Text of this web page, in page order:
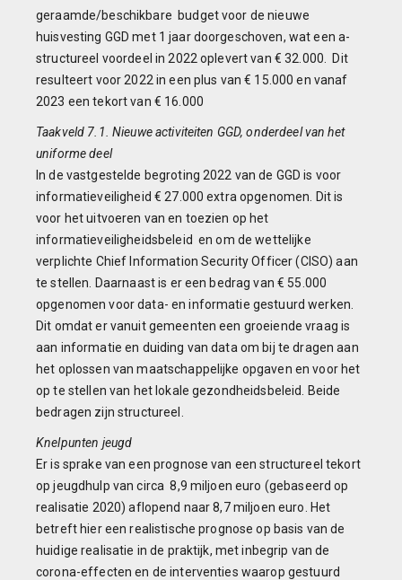
geraamde/beschikbare budget voor de nieuwe
huisvesting GGD met 1 jaar doorgeschoven, wat een a-
structureel voordeel in 2022 oplevert van € 32.000. Dit
resulteert voor 2022 in een plus van € 15.000 en vanaf
2023 een tekort van € 16.000
Taakveld 7.1. Nieuwe activiteiten GGD, onderdeel van het
uniforme deel
In de vastgestelde begroting 2022 van de GGD is voor
informatieveiligheid € 27.000 extra opgenomen. Dit is
voor het uitvoeren van en toezien op het
informatieveiligheidsbeleid en om de wettelijke
verplichte Chief Information Security Officer (CISO) aan
te stellen. Daarnaast is er een bedrag van € 55.000
opgenomen voor data- en informatie gestuurd werken.
Dit omdat er vanuit gemeenten een groeiende vraag is
aan informatie en duiding van data om bij te dragen aan
het oplossen van maatschappelijke opgaven en voor het
op te stellen van het lokale gezondheidsbeleid. Beide
bedragen zijn structureel.
Knelpunten jeugd
Er is sprake van een prognose van een structureel tekort
op jeugdhulp van circa 8,9 miljoen euro (gebaseerd op
realisatie 2020) aflopend naar 8,7 miljoen euro. Het
betreft hier een realistische prognose op basis van de
huidige realisatie in de praktijk, met inbegrip van de
corona-effecten en de interventies waarop gestuurd